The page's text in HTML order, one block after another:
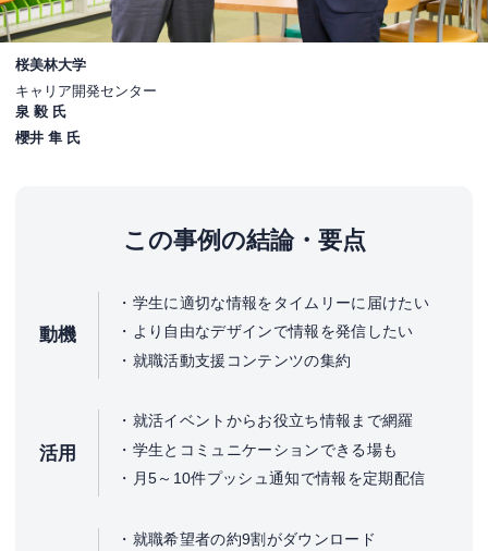
桜美林大学
キャリア開発センター
泉 毅 氏
櫻井 隼 氏
この事例の結論・要点
動機
学生に適切な情報をタイムリーに届けたい
より自由なデザインで情報を発信したい
就職活動支援コンテンツの集約
活用
就活イベントからお役立ち情報まで網羅
学生とコミュニケーションできる場も
月5～10件プッシュ通知で情報を定期配信
就職希望者の約9割がダウンロード